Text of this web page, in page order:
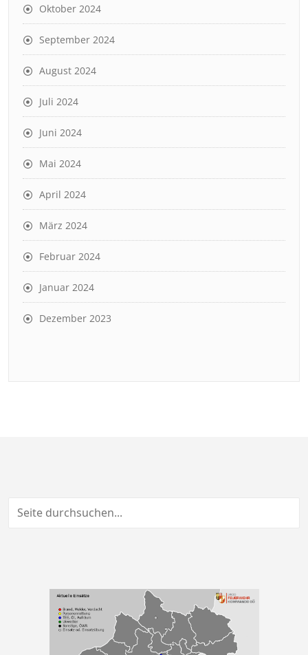
Oktober 2024
September 2024
August 2024
Juli 2024
Juni 2024
Mai 2024
April 2024
März 2024
Februar 2024
Januar 2024
Dezember 2023